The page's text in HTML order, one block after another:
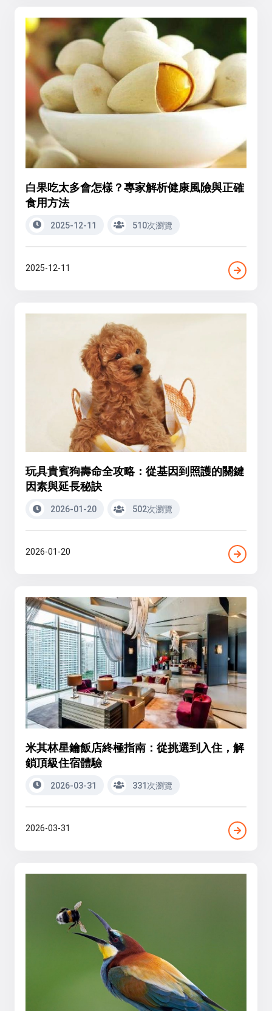
白果吃太多會怎樣？專家解析健康風險與正確
食用方法
2025-12-11 510次瀏覽
2025-12-11
玩具貴賓狗壽命全攻略：從基因到照護的關鍵
因素與延長秘訣
2026-01-20 502次瀏覽
2026-01-20
米其林星鑰飯店終極指南：從挑選到入住，解
鎖頂級住宿體驗
2026-03-31 331次瀏覽
2026-03-31